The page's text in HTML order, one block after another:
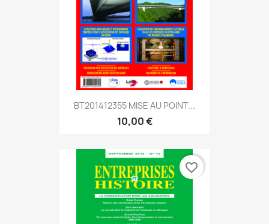
BT201412355 MISE AU POINT...
10,00 €
favorite_border